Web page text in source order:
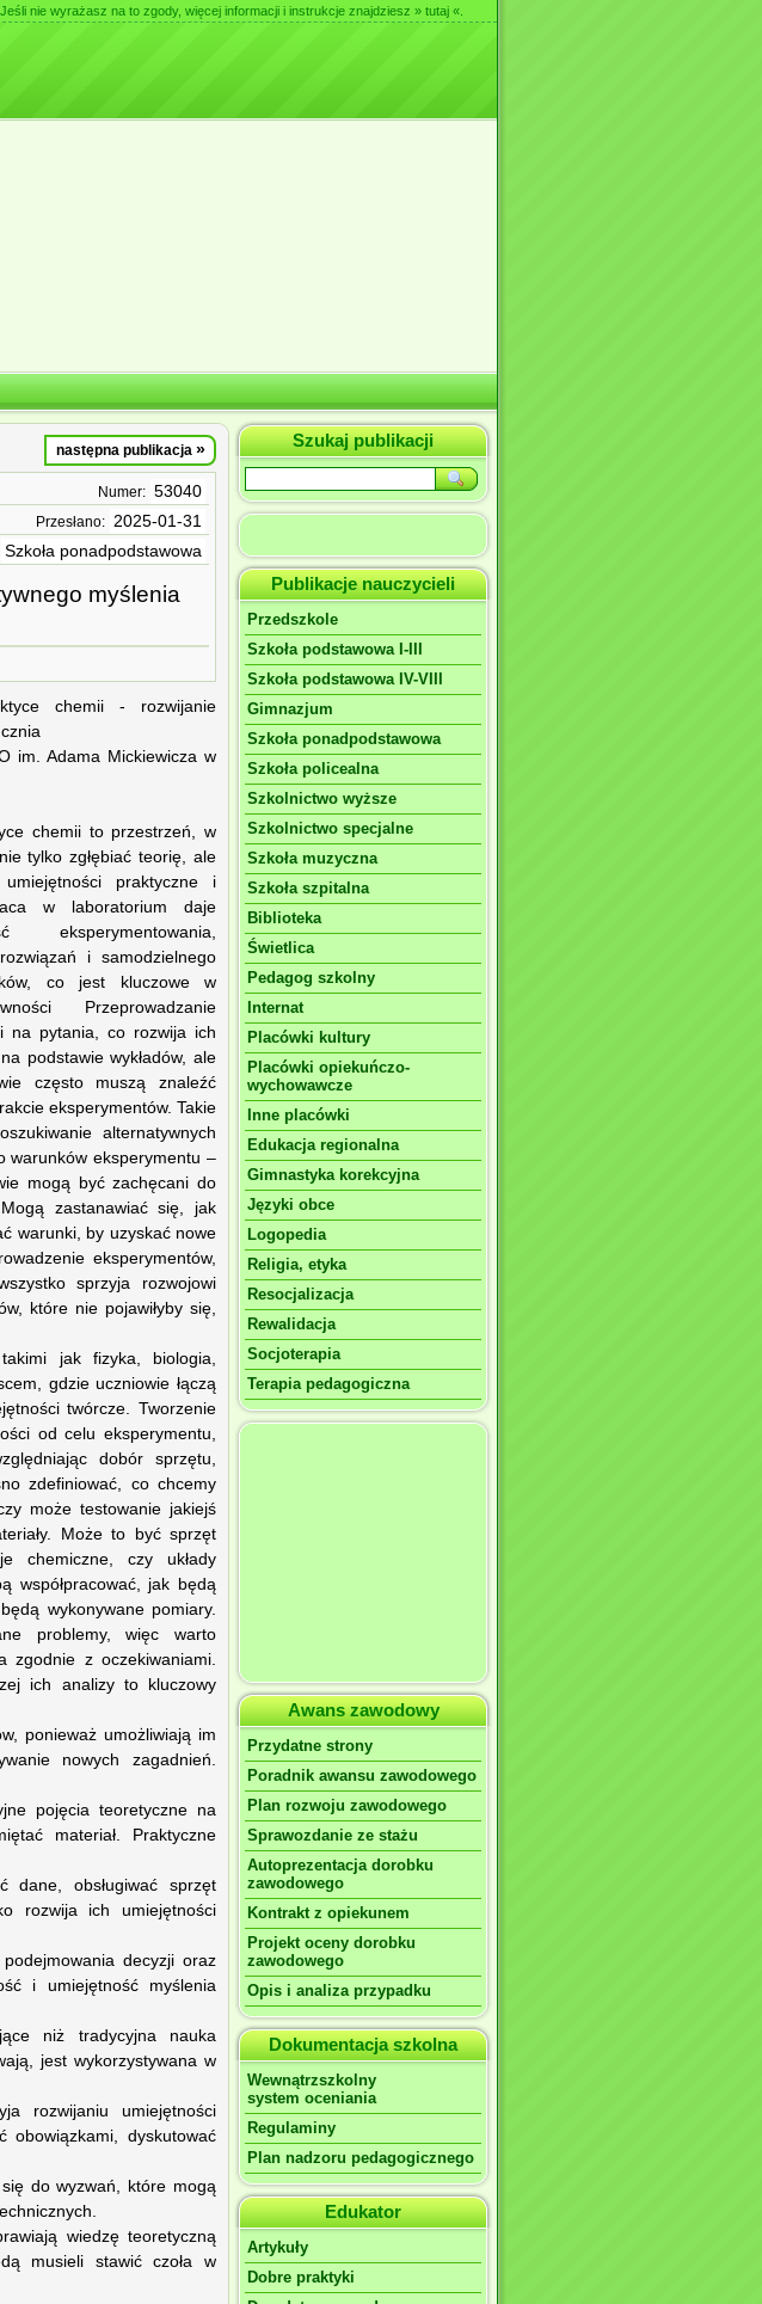
nie wyrażasz na to zgody, więcej informacji i instrukcje znajdziesz » tutaj «
następna publikacja »
Numer: 53040
Przesłano: 2025-01-31
Szkoła ponadpodstawowa
myślenia
chemii - rozwijanie
im. Adama Mickiewicza w
chemii to przestrzeń, w
tylko zgłębiać teorię, ale
praktyczne i
w laboratorium daje
eksperymentowania,
i samodzielnego
co jest kluczowe w
Przeprowadzanie
na pytania, co rozwija ich
podstawie wykładów, ale
często muszą znaleźć
eksperymentów. Takie
alternatywnych
warunków eksperymentu –
mogą być zachęcani do
zastanawiać się, jak
warunki, by uzyskać nowe
eksperymentów,
sprzyja rozwojowi
które nie pojawiłyby się,
jak fizyka, biologia,
gdzie uczniowie łączą
twórcze. Tworzenie
od celu eksperymentu,
dobór sprzętu,
zdefiniować, co chcemy
może testowanie jakiejś
Może to być sprzęt
chemiczne, czy układy
współpracować, jak będą
wykonywane pomiary.
problemy, więc warto
zgodnie z oczekiwaniami.
ich analizy to kluczowy
ponieważ umożliwiają im
nowych zagadnień.
pojęcia teoretyczne na
materiał. Praktyczne
dane, obsługiwać sprzęt
rozwija ich umiejętności
decyzji oraz
i umiejętność myślenia
niż tradycyjna nauka
jest wykorzystywana w
rozwijaniu umiejętności
obowiązkami, dyskutować
do wyzwań, które mogą
wiedzę teoretyczną
musieli stawić czoła w
Szukaj publikacji
Publikacje nauczycieli
Przedszkole
Szkoła podstawowa I-III
Szkoła podstawowa IV-VIII
Gimnazjum
Szkoła ponadpodstawowa
Szkoła policealna
Szkolnictwo wyższe
Szkolnictwo specjalne
Szkoła muzyczna
Szkoła szpitalna
Biblioteka
Świetlica
Pedagog szkolny
Internat
Placówki kultury
Placówki opiekuńczo-
wychowawcze
Inne placówki
Edukacja regionalna
Gimnastyka korekcyjna
Języki obce
Logopedia
Religia, etyka
Resocjalizacja
Rewalidacja
Socjoterapia
Terapia pedagogiczna
Awans zawodowy
Przydatne strony
Poradnik awansu zawodowego
Plan rozwoju zawodowego
Sprawozdanie ze stażu
Autoprezentacja dorobku
zawodowego
Kontrakt z opiekunem
Projekt oceny dorobku
zawodowego
Opis i analiza przypadku
Dokumentacja szkolna
Wewnątrzszkolny
system oceniania
Regulaminy
Plan nadzoru pedagogicznego
Edukator
Artykuły
Dobre praktyki